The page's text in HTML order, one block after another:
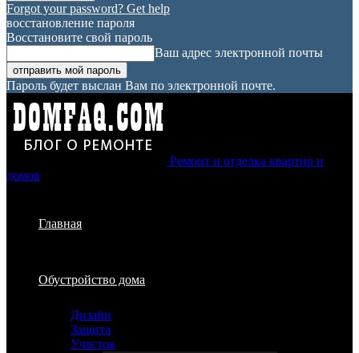
Forgot your password? Get help
восстановление пароля
Восстановите свой пароль
Ваш адрес электронной почты
Пароль будет выслан Вам по электронной почте.
Ремонт и отделка квартир и
домов
Главная
Обустройство дома
Дизайн
Защита
Участок